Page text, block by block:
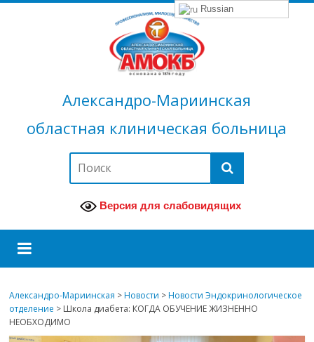
Александро-Мариинская
областная клиническая больница
Версия для слабовидящих
Александро-Мариинская >Новости >Новости Эндокринологическое
отделение > Школа диабета: КОГДА ОБУЧЕНИЕ ЖИЗНЕННО
НЕОБХОДИМО
Russian